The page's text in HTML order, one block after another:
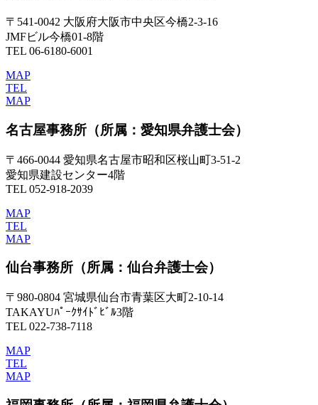
〒541-0042 大阪府大阪市中央区今橋2-3-16
JMFビル今橋01-8階
TEL 06-6180-6001
MAP
TEL
MAP
名古屋事務所 （所属：愛知県弁護士会）
〒466-0044 愛知県名古屋市昭和区桜山町3-51-2
愛知県建設センター4階
TEL 052-918-2039
MAP
TEL
MAP
仙台事務所 （所属：仙台弁護士会）
〒980-0804 宮城県仙台市青葉区大町2-10-14
TAKAYUﾊﾟｰｸｻｲﾄﾞﾋﾞﾙ3階
TEL 022-738-7118
MAP
TEL
MAP